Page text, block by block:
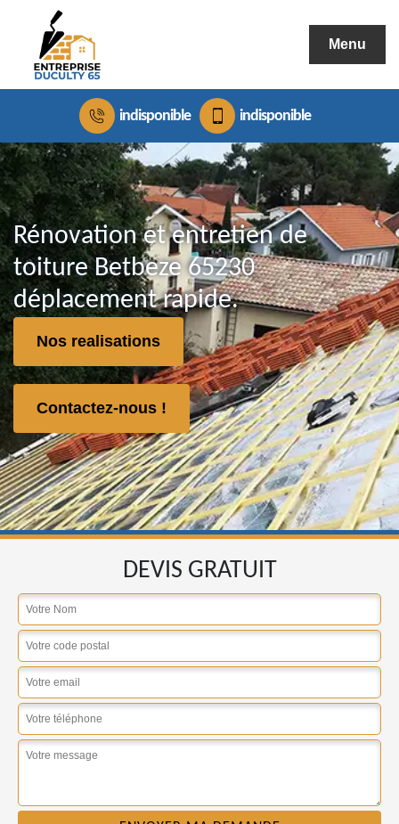
Menu
indisponible indisponible
Rénovation et entretien de
toiture Betbeze 65230
déplacement rapide.
Nos realisations
Contactez-nous !
DEVIS GRATUIT